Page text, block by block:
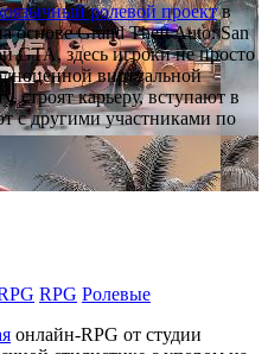
ролевой проектв
основе Grand Theft Auto: San
GTA, здесь игроки не просто
виртуальной
строят карьеру, вступают в
с другими участниками по
RPG Ролевые
онлайн-RPG от студии